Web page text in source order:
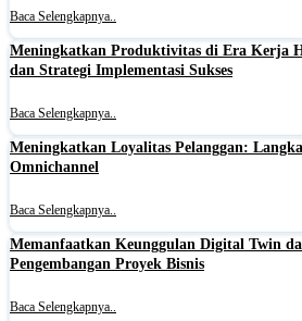
Baca Selengkapnya..
Meningkatkan Produktivitas di Era Kerja
dan Strategi Implementasi Sukses
Baca Selengkapnya..
Meningkatkan Loyalitas Pelanggan:
Omnichannel
Baca Selengkapnya..
Memanfaatkan Keunggulan Digital Twin
Pengembangan Proyek Bisnis
Baca Selengkapnya..